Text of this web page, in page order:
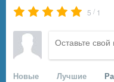
5 / 1
Новые Лучшие